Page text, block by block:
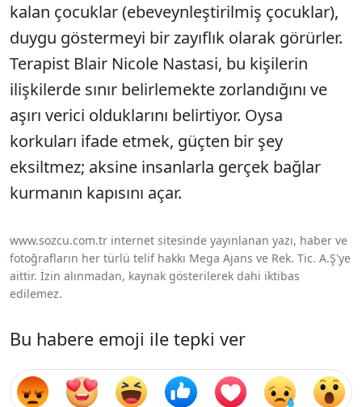
kalan çocuklar (ebeveynleştirilmiş çocuklar),
duygu göstermeyi bir zayıflık olarak görürler.
Terapist Blair Nicole Nastasi, bu kişilerin
ilişkilerde sınır belirlemekte zorlandığını ve
aşırı verici olduklarını belirtiyor. Oysa
korkuları ifade etmek, güçten bir şey
eksiltmez; aksine insanlarla gerçek bağlar
kurmanın kapısını açar.
www.sozcu.com.tr internet sitesinde yayınlanan yazı, haber ve
fotoğrafların her türlü telif hakkı Mega Ajans ve Rek. Tic. A.Ş'ye
aittir. İzin alınmadan, kaynak gösterilerek dahi iktibas
edilemez.
Bu habere emoji ile tepki ver